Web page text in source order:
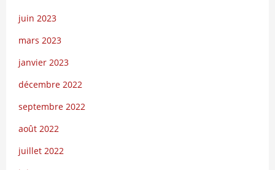
juin 2023
mars 2023
janvier 2023
décembre 2022
septembre 2022
août 2022
juillet 2022